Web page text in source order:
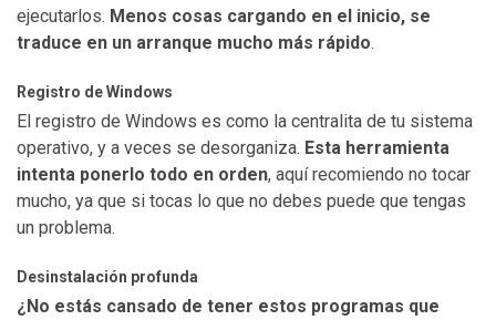
ejecutarlos. Menos cosas cargando en el inicio, se
traduce en un arranque mucho más rápido.
Registro de Windows
El registro de Windows es como la centralita de tu sistema
operativo, y a veces se desorganiza. Esta herramienta
intenta ponerlo todo en orden, aquí recomiendo no tocar
mucho, ya que si tocas lo que no debes puede que tengas
un problema.
Desinstalación profunda
¿No estás cansado de tener estos programas que